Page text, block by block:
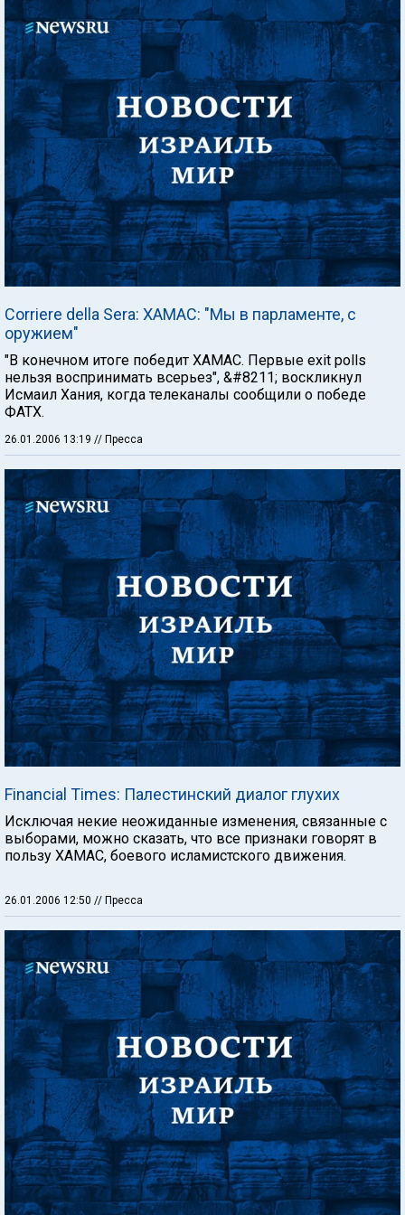
Corriere della Sera: ХАМАС: "Мы в парламенте, с
оружием"
"В конечном итоге победит ХАМАС. Первые exit polls
нельзя воспринимать всерьез", &#8211; воскликнул
Исмаил Хания, когда телеканалы сообщили о победе
ФАТХ.
26.01.2006 13:19 // Пресса
Financial Times: Палестинский диалог глухих
Исключая некие неожиданные изменения, связанные с
выборами, можно сказать, что все признаки говорят в
пользу ХАМАС, боевого исламистского движения.
26.01.2006 12:50 // Пресса